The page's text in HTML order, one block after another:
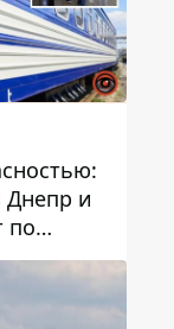
Днепр и
по
а